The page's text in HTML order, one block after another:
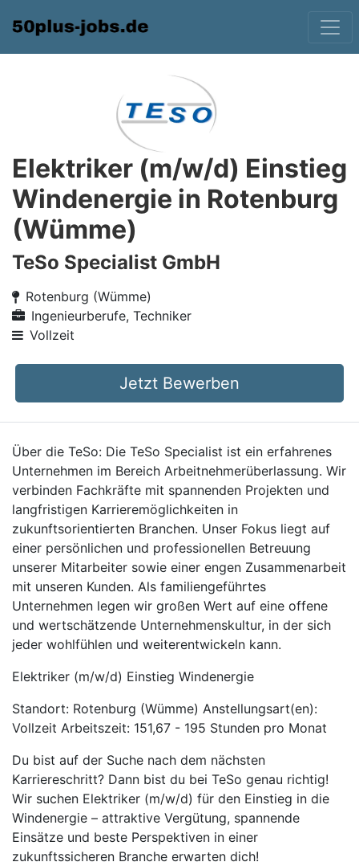
Elektriker (m/w/d) Einstieg
Windenergie in Rotenburg
(Wümme)
TeSo Specialist GmbH
Rotenburg (Wümme)
Ingenieurberufe, Techniker
Vollzeit
Jetzt Bewerben
Über die TeSo: Die TeSo Specialist ist ein erfahrenes
Unternehmen im Bereich Arbeitnehmerüberlassung. Wir
verbinden Fachkräfte mit spannenden Projekten und
langfristigen Karrieremöglichkeiten in
zukunftsorientierten Branchen. Unser Fokus liegt auf
einer persönlichen und professionellen Betreuung
unserer Mitarbeiter sowie einer engen Zusammenarbeit
mit unseren Kunden. Als familiengeführtes
Unternehmen legen wir großen Wert auf eine offene
und wertschätzende Unternehmenskultur, in der sich
jeder wohlfühlen und weiterentwickeln kann.
Elektriker (m/w/d) Einstieg Windenergie
Standort: Rotenburg (Wümme) Anstellungsart(en):
Vollzeit Arbeitszeit: 151,67 - 195 Stunden pro Monat
Du bist auf der Suche nach dem nächsten
Karriereschritt? Dann bist du bei TeSo genau richtig!
Wir suchen Elektriker (m/w/d) für den Einstieg in die
Windenergie – attraktive Vergütung, spannende
Einsätze und beste Perspektiven in einer
zukunftssicheren Branche erwarten dich!